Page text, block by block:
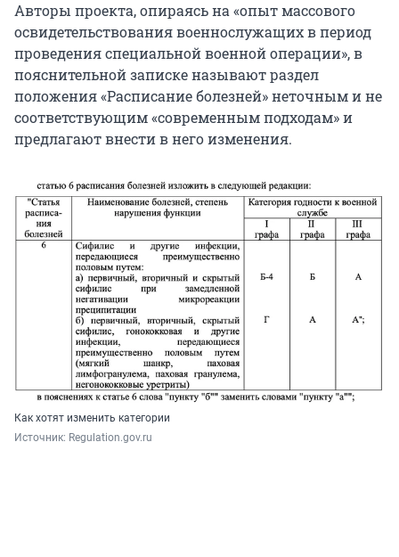
Авторы проекта, опираясь на «опыт массового
освидетельствования военнослужащих в период
проведения специальной военной операции», в
пояснительной записке называют раздел
положения «Расписание болезней» неточным и не
соответствующим «современным подходам» и
предлагают внести в него изменения.
Как хотят изменить категории
Источник: Regulation.gov.ru